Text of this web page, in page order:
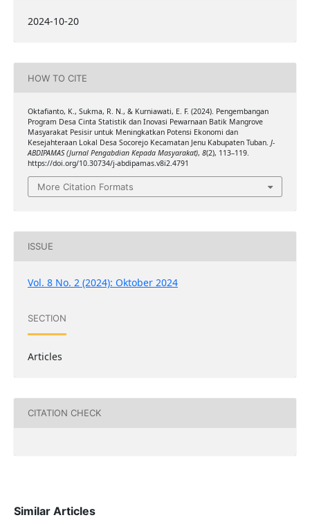
2024-10-20
HOW TO CITE
Oktafianto, K., Sukma, R. N., & Kurniawati, E. F. (2024). Pengembangan
Program Desa Cinta Statistik dan Inovasi Pewarnaan Batik Mangrove
Masyarakat Pesisir untuk Meningkatkan Potensi Ekonomi dan
Kesejahteraan Lokal Desa Socorejo Kecamatan Jenu Kabupaten Tuban. J-
ABDIPAMAS (Jurnal Pengabdian Kepada Masyarakat), 8(2), 113–119.
https://doi.org/10.30734/j-abdipamas.v8i2.4791
More Citation Formats
ISSUE
Vol. 8 No. 2 (2024): Oktober 2024
SECTION
Articles
CITATION CHECK
Similar Articles